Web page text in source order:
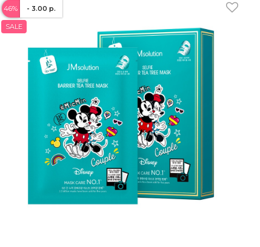
SALE
46% - 3.00 р.